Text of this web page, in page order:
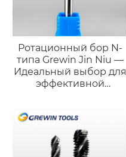
Ротационный бор N-
типа Grewin Jin Niu —
Идеальный выбор для
эффективной